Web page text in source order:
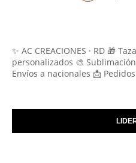
✨ AC CREACIONES · RD 🎁
personalizados 🎨
Envíos a nacionales 📩